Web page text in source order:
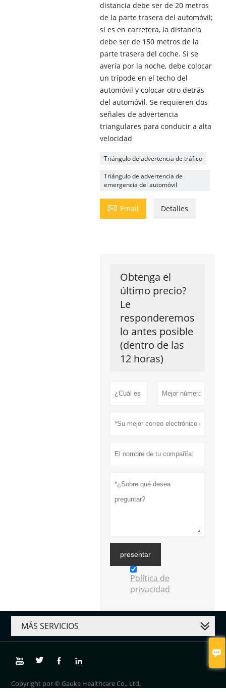

distancia debe ser de 20 metros
de la parte trasera del automóvil;
si es en carretera, la distancia
debe ser de 150 metros de la
parte trasera del coche. Si se
avería por la noche, debe colocar
un trípode en el techo del
automóvil y colocar otro detrás
del automóvil. Se requieren dos
señales de advertencia
triangulares para conducir a alta
velocidad
Triángulo de advertencia de tráfico
Triángulo de advertencia de
emergencia del automóvil
 Email Detalles
Obtenga el
último precio?
Le
responderemos
lo antes posible
(dentro de las
12 horas)
presentar
Política de
privacidad
MÁS SERVICIOS
   
Copyright por © Gauke Healthcare Co., Ltd.